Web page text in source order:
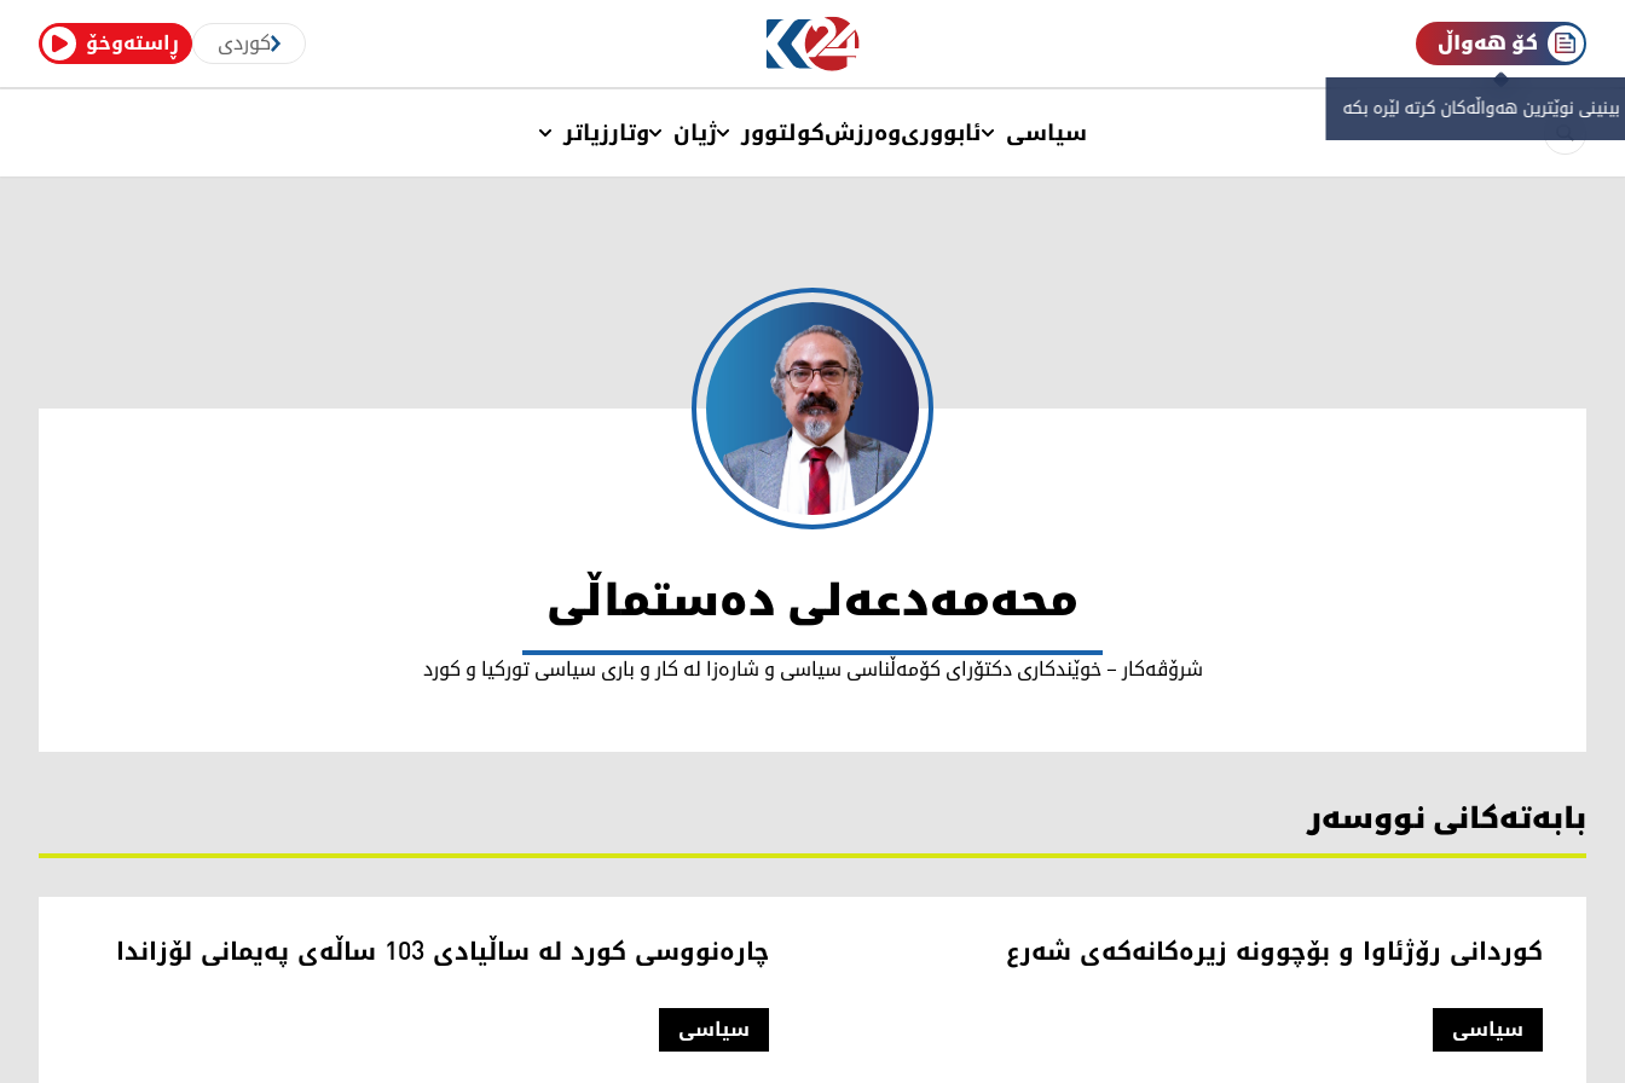
ڕاستەوخۆ کوردی کۆ هەواڵ
نوێترین هەواڵەکان کرتە لێرە بکە
سیاسی ئابووریوەرزشکولتوور ژیان وتارزیاتر
محەمەدعەلی دەستماڵی
محەمەدعەلی دەستماڵی
شرۆڤەکار – خوێندکاری دکتۆرای کۆمەڵناسی سیاسی و شارەزا لە کار و باری سیاسی تورکیا و کورد
بابەتەکانی نووسەر
سیاسی
کوردانی رۆژئاوا و بۆچوونە زیرەکانەکەی شەرع
سیاسی
چارەنووسی کورد لە ساڵیادی 103 ساڵەی پەیمانی لۆزاندا